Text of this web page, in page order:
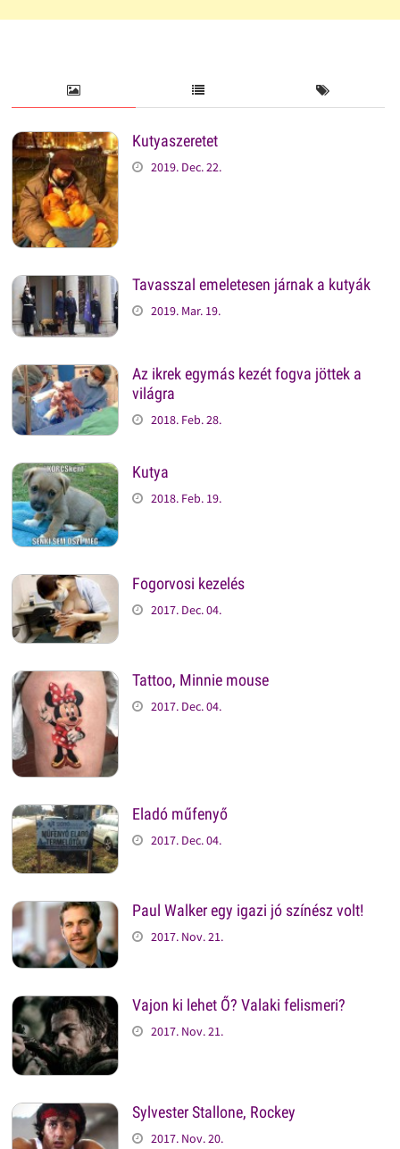
Kutyaszeretet
2019. Dec. 22.
Tavasszal emeletesen járnak a kutyák
2019. Mar. 19.
Az ikrek egymás kezét fogva jöttek a
világra
2018. Feb. 28.
Kutya
2018. Feb. 19.
Fogorvosi kezelés
2017. Dec. 04.
Tattoo, Minnie mouse
2017. Dec. 04.
Eladó műfenyő
2017. Dec. 04.
Paul Walker egy igazi jó színész volt!
2017. Nov. 21.
Vajon ki lehet Ő? Valaki felismeri?
2017. Nov. 21.
Sylvester Stallone, Rockey
2017. Nov. 20.